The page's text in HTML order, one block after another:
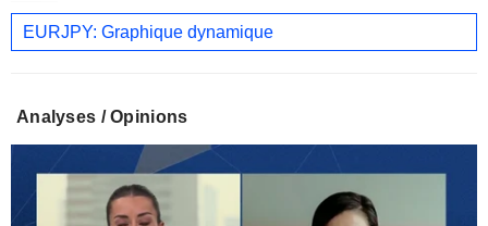
EURJPY: Graphique dynamique
Analyses / Opinions